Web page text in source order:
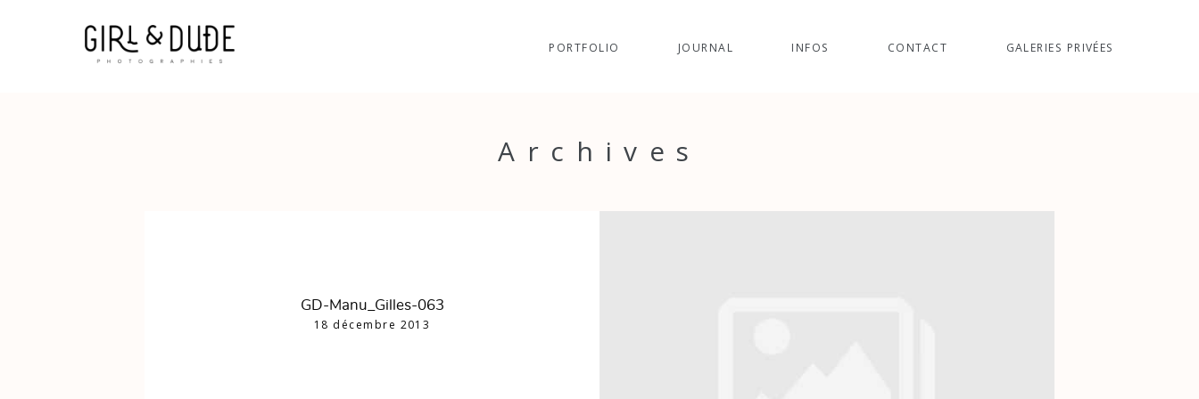
PORTFOLIO JOURNAL INFOS CONTACT GALERIES PRIVÉES
Archives
GD-Manu_Gilles-063
18 décembre 2013